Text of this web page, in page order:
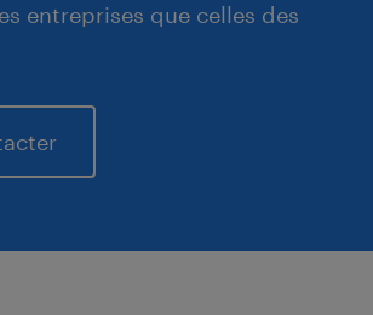
entreprises que celles des